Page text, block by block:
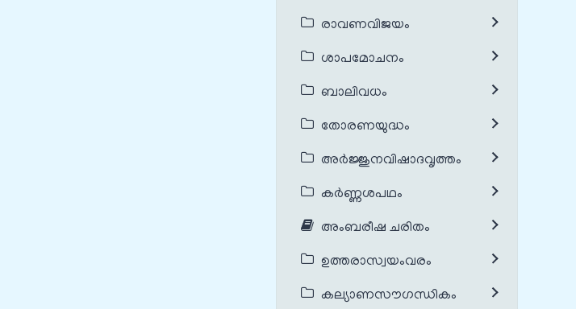
രാവണവിജയം
ശാപമോചനം
ബാലിവധം
തോരണയുദ്ധം
അർജ്ജുനവിഷാദവൃത്തം
കർണ്ണശപഥം
അംബരീഷ ചരിതം
ഉത്തരാസ്വയംവരം
കല്യാണസൗഗന്ധികം